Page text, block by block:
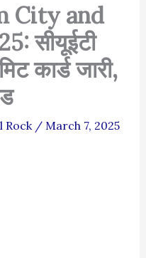
City and
सीयूईटी
कार्ड जारी,
Rock / March 7, 2025